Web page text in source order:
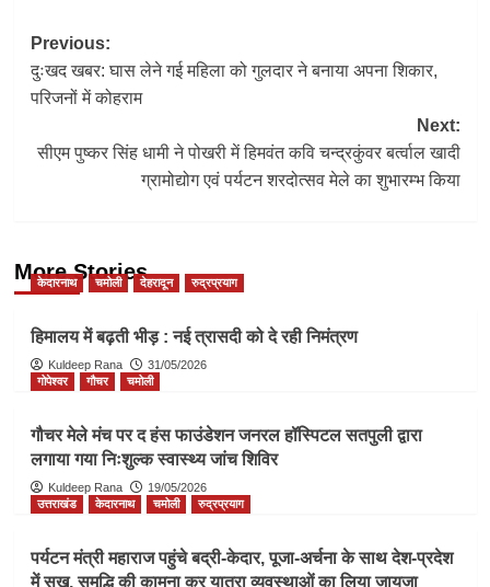
Post
navigation
Previous:
दुःखद खबर: घास लेने गई महिला को गुलदार ने बनाया अपना शिकार,
परिजनों में कोहराम
Next:
सीएम पुष्कर सिंह धामी ने पोखरी में हिमवंत कवि चन्द्रकुंवर बर्त्वाल खादी
ग्रामोद्योग एवं पर्यटन शरदोत्सव मेले का शुभारम्भ किया
More Stories
केदारनाथ चमोली देहरादून रुद्रप्रयाग
हिमालय में बढ़ती भीड़ : नई त्रासदी को दे रही निमंत्रण
Kuldeep Rana
31/05/2026
गोपेश्वर
गौचर चमोली
गौचर मेले मंच पर द हंस फाउंडेशन जनरल हॉस्पिटल सतपुली द्वारा
लगाया गया निःशुल्क स्वास्थ्य जांच शिविर
Kuldeep Rana
19/05/2026
उत्तराखंड
केदारनाथ चमोली रुद्रप्रयाग
पर्यटन मंत्री महाराज पहुंचे बद्री-केदार, पूजा-अर्चना के साथ देश-प्रदेश
में सुख, समृद्धि की कामना कर यात्रा व्यवस्थाओं का लिया जायजा